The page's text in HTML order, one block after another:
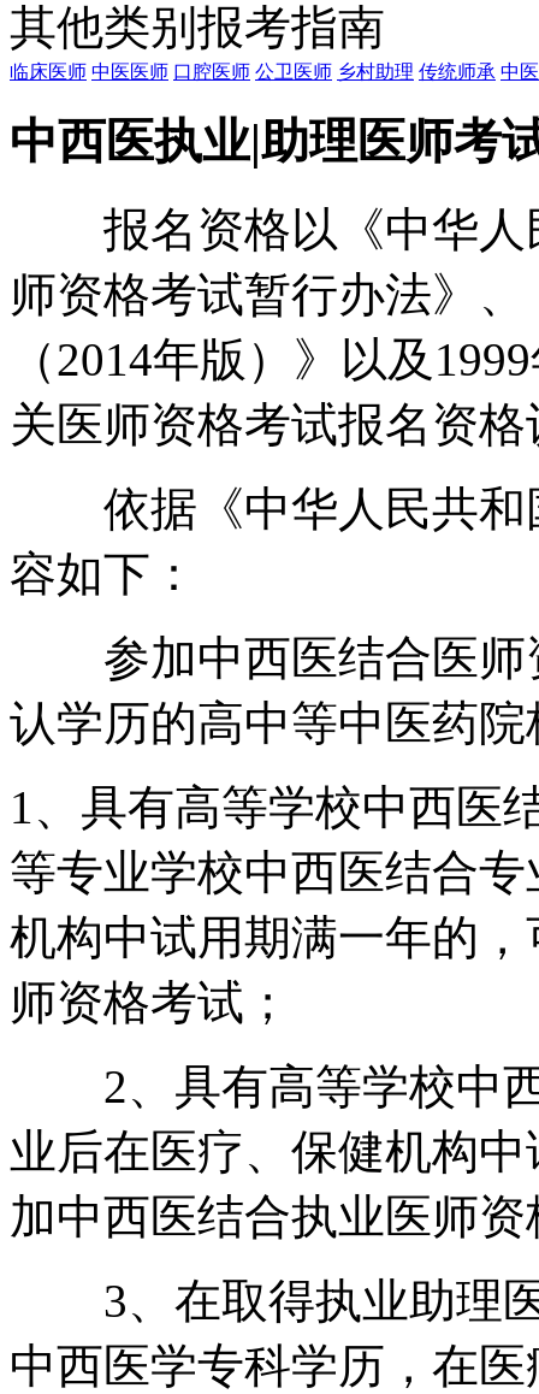
其他类别报考指南
临床医师 中医医师 口腔医师 公卫医师 乡村助理 传统师承 中
中西医执业|助理医师考
报名资格以《中华人
师资格考试暂行办法》
（2014年版）》以及
关医师资格考试报名资
依据《中华人民共和
容如下：
参加中西医结合医师
认学历的高中等中医药
1、具有高等学校中西医
等专业学校中西医结合
机构中试用期满一年的
师资格考试；
2、具有高等学校中西
业后在医疗、保健机构
加中西医结合执业医师
3、在取得执业助理医
中西医学专科学历，在